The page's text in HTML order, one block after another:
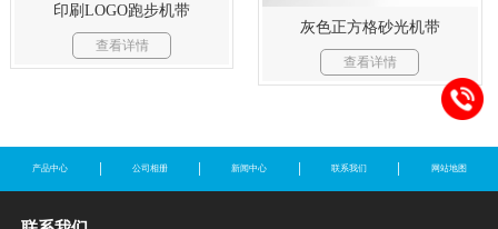
印刷LOGO跑步机带
查看详情
灰色正方格砂光机带
查看详情
产品中心 公司相册 新闻中心 联系我们 网站地图